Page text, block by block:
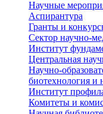
Научные
Аспирантура
Гранты и
Сектор научно-
Институт
Центральная
Научно-
биотехнология и
Институт
Комитеты и